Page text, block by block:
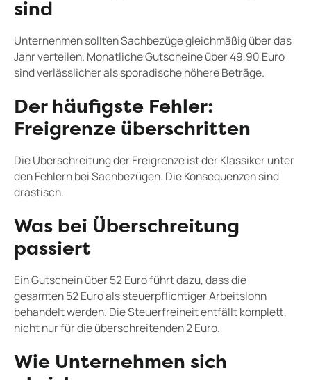
sind
Unternehmen sollten Sachbezüge gleichmäßig über das
Jahr verteilen. Monatliche Gutscheine über 49,90 Euro
sind verlässlicher als sporadische höhere Beträge.
Der häufigste Fehler:
Freigrenze überschritten
Die Überschreitung der Freigrenze ist der Klassiker unter
den Fehlern bei Sachbezügen. Die Konsequenzen sind
drastisch.
Was bei Überschreitung
passiert
Ein Gutschein über 52 Euro führt dazu, dass die
gesamten 52 Euro als steuerpflichtiger Arbeitslohn
behandelt werden. Die Steuerfreiheit entfällt komplett,
nicht nur für die überschreitenden 2 Euro.
Wie Unternehmen sich